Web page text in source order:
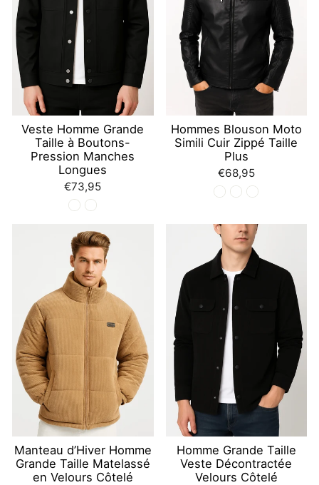
Veste Homme Grande
Taille à Boutons-
Pression Manches
Longues
€73,95
Hommes Blouson Moto
Simili Cuir Zippé Taille
Plus
€68,95
Manteau d’Hiver Homme
Grande Taille Matelassé
en Velours Côtelé
Homme Grande Taille
Veste Décontractée
Velours Côtelé